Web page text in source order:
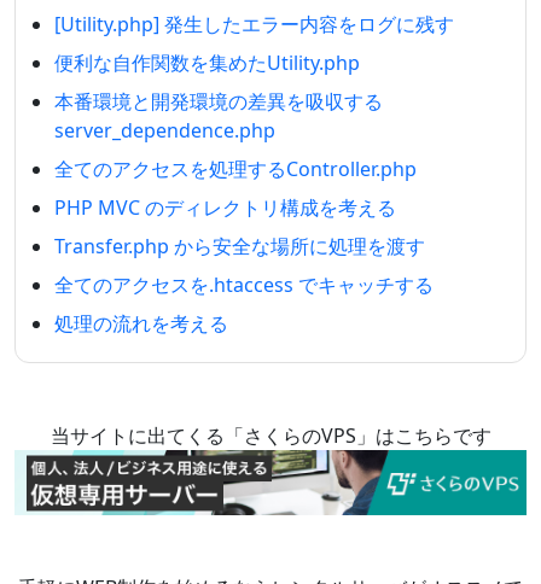
[Utility.php] 発生したエラー内容をログに残す
便利な自作関数を集めたUtility.php
本番環境と開発環境の差異を吸収する
server_dependence.php
全てのアクセスを処理するController.php
PHP MVC のディレクトリ構成を考える
Transfer.php から安全な場所に処理を渡す
全てのアクセスを.htaccess でキャッチする
処理の流れを考える
当サイトに出てくる「さくらのVPS」はこちらです